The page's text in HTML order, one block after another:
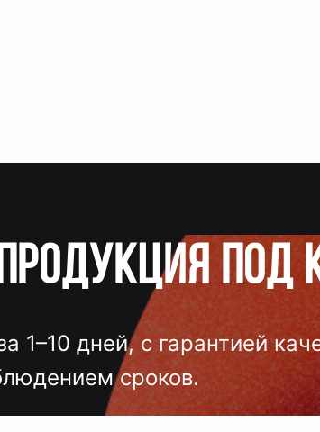
под
1–10 дней, с гарантией
сроков.